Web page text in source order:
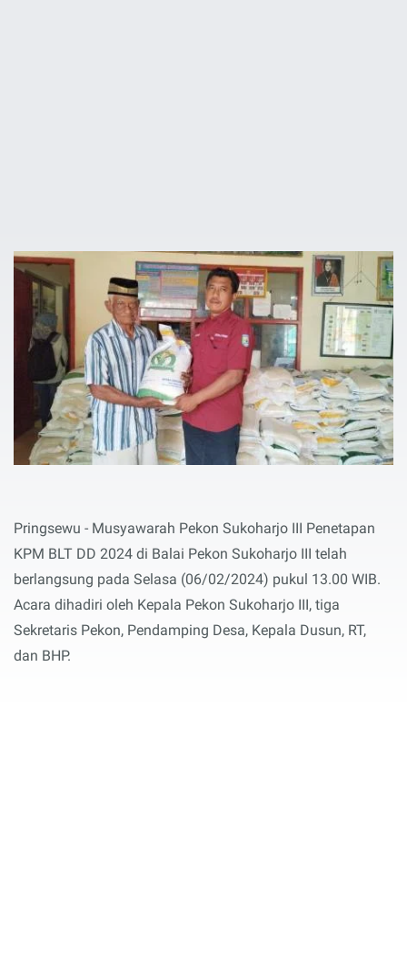
Pringsewu - Musyawarah Pekon Sukoharjo III Penetapan
KPM BLT DD 2024 di Balai Pekon Sukoharjo III telah
berlangsung pada Selasa (06/02/2024) pukul 13.00 WIB.
Acara dihadiri oleh Kepala Pekon Sukoharjo III, tiga
Sekretaris Pekon, Pendamping Desa, Kepala Dusun, RT,
dan BHP.